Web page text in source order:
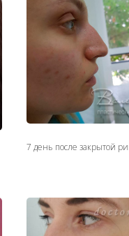
7 день после закрытой